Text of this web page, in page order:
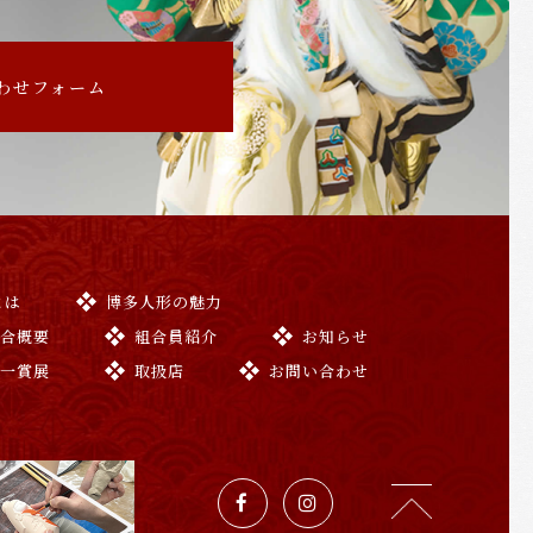
せフォーム
博多人形の魅力
概要
組合員紹介
お知らせ
賞展
取扱店 お問い合わせ